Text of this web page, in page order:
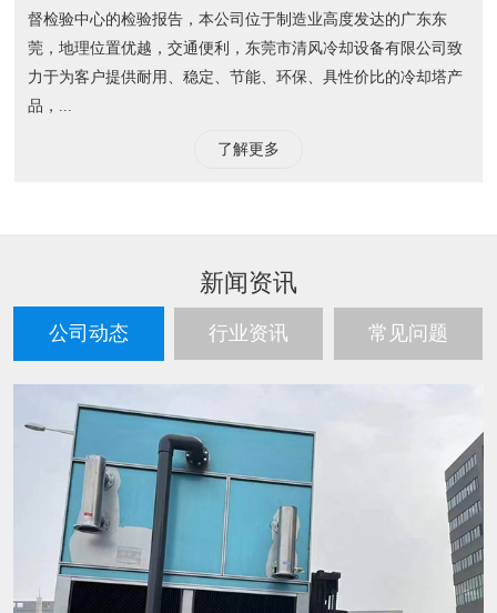
督检验中心的检验报告，本公司位于制造业高度发达的广东东
莞，地理位置优越，交通便利，东莞市清风冷却设备有限公司致
力于为客户提供耐用、稳定、节能、环保、具性价比的冷却塔产
品，...
了解更多
新闻资讯
公司动态 行业资讯 常见问题